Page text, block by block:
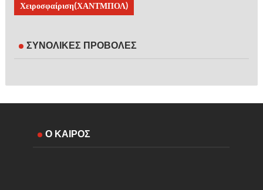
Χειροσφαίριση(ΧΑΝΤΜΠΟΛ)
ΣΥΝΟΛΙΚΕΣ ΠΡΟΒΟΛΕΣ
Ο ΚΑΙΡΟΣ